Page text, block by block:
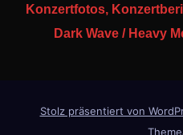
Konzertfotos,
Dark Wave / Heavy
Stolz präsentiert von